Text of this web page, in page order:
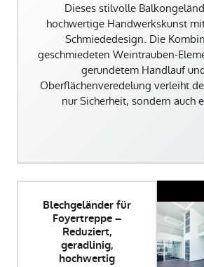
Dieses stilvolle
hochwertige Handwerkskunst
Schmiededesign. Die
geschmiedeten Weintrauben-
gerundetem Handlauf
Oberflächenveredelung verleiht
nur Sicherheit, sondern auch
Blechgeländer für
Foyertreppe –
Reduziert,
geradlinig,
hochwertig